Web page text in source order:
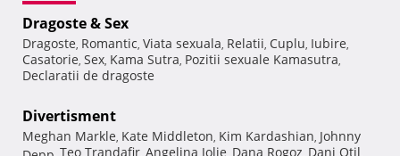
Dragoste & Sex
Dragoste, Romantic, Viata sexuala, Relatii, Cuplu, Iubire,
Casatorie, Sex, Kama Sutra, Pozitii sexuale Kamasutra,
Declaratii de dragoste
Divertisment
Meghan Markle, Kate Middleton, Kim Kardashian, Johnny
Depp, Teo Trandafir, Angelina Jolie, Dana Rogoz, Dani Otil,